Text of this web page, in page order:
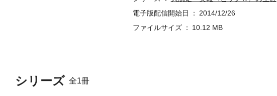
シリーズ 全1冊
電子版配信開始日
2014/12/26
ファイルサイズ
10.12 MB